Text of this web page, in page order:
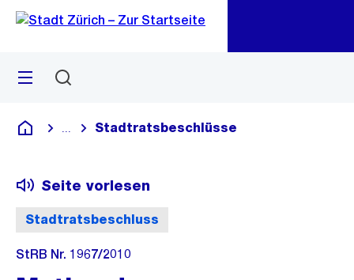
Navigation
Sprunglink
Menü
Deutsch
Blende alle Breadcrumbs ein
Stadtratsbeschlüsse
Stadtratsbeschluss
Seite vorlesen
StRB Nr. 1967/2010